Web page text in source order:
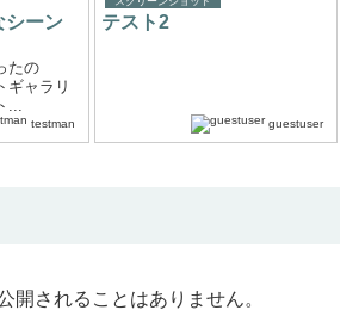
シーン
たの
ギャラリ
testman
テスト2
guestuser
開されることはありません。